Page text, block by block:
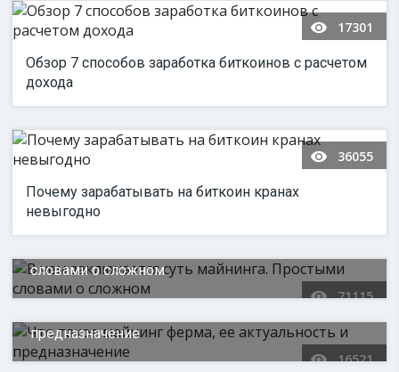
17301
Обзор 7 способов заработка биткоинов с расчетом
дохода
36055
Почему зарабатывать на биткоин кранах
невыгодно
71115
словами о сложном
16521
предназначение